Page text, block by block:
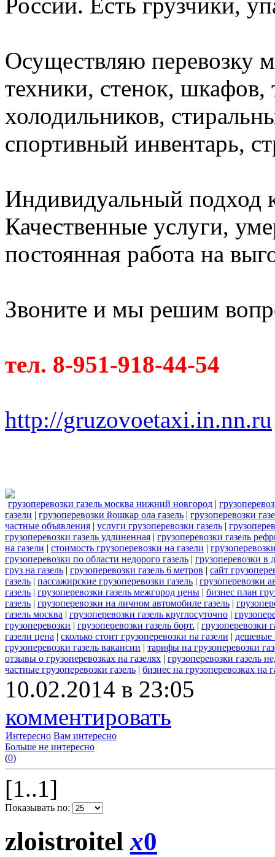
России. Есть грузчики,
Осуществляю перевозку
техники, стенок, шкафов,
холодильников,
спортивный инвентарь,
Индивидуальный подход
Качественные услуги,
постоянная работа на
Звоните и мы решим
тел. 8-951-918-44-54
http://gruzovoetaxi.in.nn.ru
грузоперевозки газель москва нижний новгород |
газели | грузоперевозки йошкар ола газель | грузоперевозки
частные объявления | услуги грузоперевозки газель |
грузоперевозки газель удлиненная | грузоперевозки газель
на газели | стоимость грузоперевозки на газели |
грузоперевозки по области недорого газель | грузоперевозки в
груз на газель | грузоперевозки газель 6 метров | сайт
газель | пассажирские грузоперевозки газель | грузоперевозки
газель | грузоперевозки газель межгород цены | бизнес план
газель | грузоперевозки на личном автомобиле газель |
газель москва | грузоперевозки газель круглосуточно |
грузоперевозки | грузоперевозки газель борт. | грузоперевозки
газели цена | сколько стоит грузоперевозки на газели | дешевые
грузоперевозки газель вакансии | тарифы на грузоперевозки
отзывы о грузоперевозках на газелях | грузоперевозки газель
частные грузоперевозки газель | бизнес на грузоперевозках на
10.02.2014 в 23:05
комментировать
Интересно Вам интересно
Больше не интересно
(0)
[1..1]
Показывать по:
zloistroitelx0